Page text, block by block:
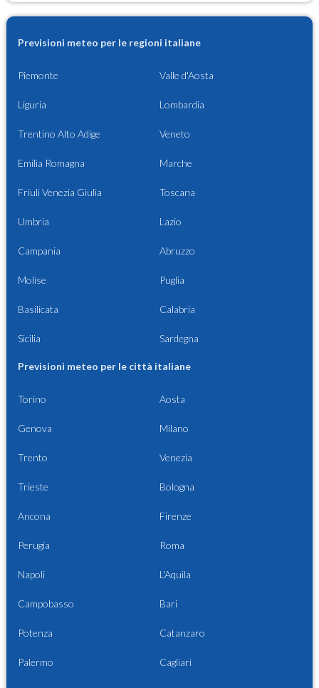
Previsioni meteo per le regioni italiane
Piemonte Valle d'Aosta
Liguria Lombardia
Trentino Alto Adige Veneto
Emilia Romagna Marche
Friuli Venezia Giulia Toscana
Umbria Lazio
Campania Abruzzo
Molise Puglia
Basilicata Calabria
Sicilia Sardegna
Previsioni meteo per le città italiane
Torino Aosta
Genova Milano
Trento Venezia
Trieste Bologna
Ancona Firenze
Perugia Roma
Napoli L'Aquila
Campobasso Bari
Potenza Catanzaro
Palermo Cagliari